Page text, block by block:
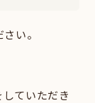
い。
ていただき